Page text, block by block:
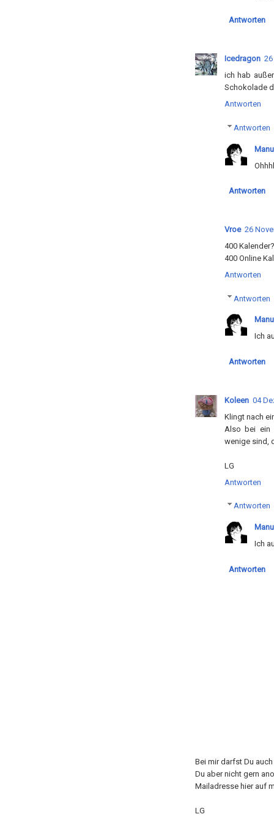
Antworten
Icedragon
ich hab
Schokolade
Antworten
Antworten
Antworten
Vroe 26
400
400 Online
Antworten
Antworten
Ich
Antworten
Koleen 04
Klingt nach
Also bei ein
wenige sind,
LG
Antworten
Antworten
Ich
Antworten
Bei mir darfst Du
Du aber nicht gern
Mailadresse hier auf
LG